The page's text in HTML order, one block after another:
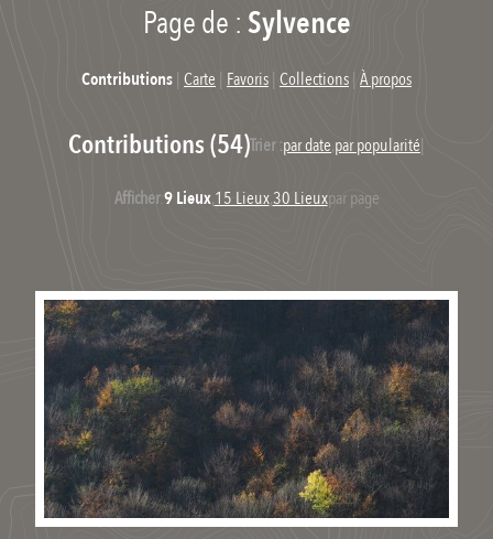
Page de :Sylvence
Contributions| Carte | Favoris| Collections| À propos
Contributions (54)Trier :par date,par popularité|
Afficher:9 Lieux,15 Lieux,30 Lieuxpar page